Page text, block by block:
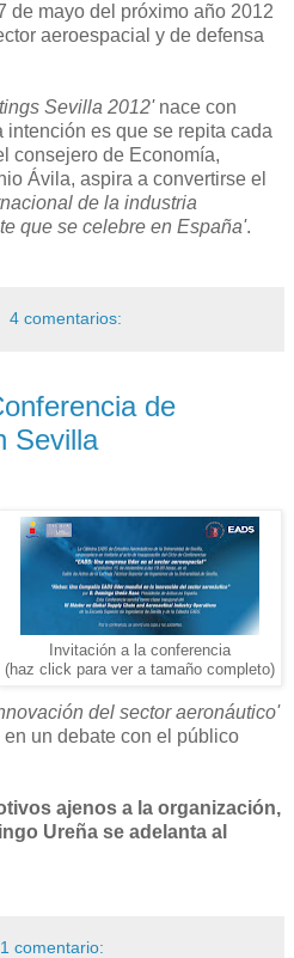
de mayo del próximo año 2012
aeroespacial y de defensa
Sevilla 2012' nace con
es que se repita cada
consejero de Economía,
Ávila, aspira a convertirse el
de la industria
que se celebre en España'.
4 comentarios:
de
Sevilla
Invitación a la conferencia
(haz click para ver a tamaño completo)
del sector aeronáutico'
un debate con el público
ajenos a la organización,
Ureña se adelanta al
1 comentario: